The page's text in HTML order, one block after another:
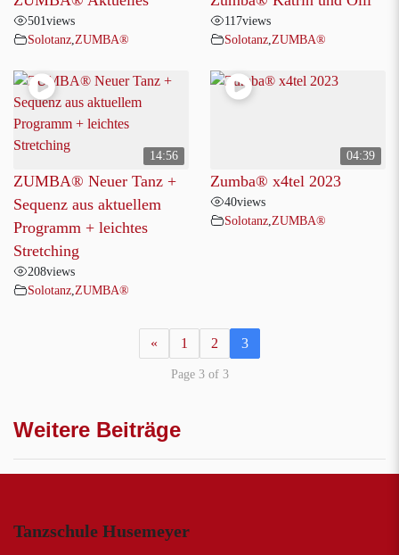
501views
Solotanz ZUMBA®
117views
Solotanz ZUMBA®
14:56
ZUMBA® Neuer Tanz +
Sequenz aus aktuellem
Programm + leichtes
Stretching
208views
Solotanz ZUMBA®
04:39
Zumba® x4tel 2023
40views
Solotanz ZUMBA®
« 1 2 3
Page 3 of 3
Weitere Beiträge
Tanzschule Husemeyer